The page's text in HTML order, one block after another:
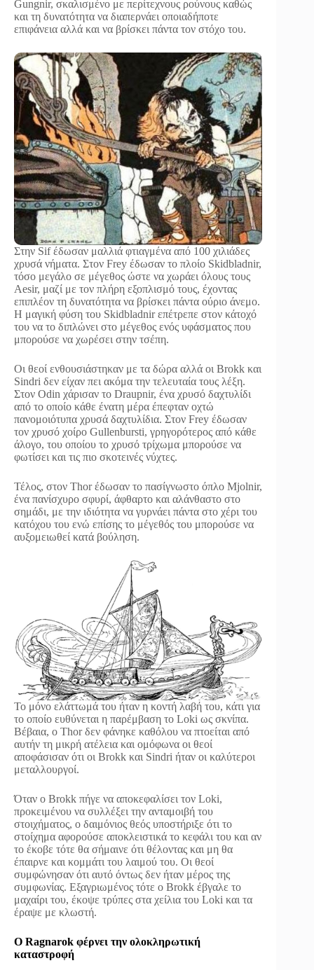
Gungnir, σκαλισμένο με περίτεχνους ρούνους καθώς
και τη δυνατότητα να διαπερνάει οποιαδήποτε
επιφάνεια αλλά και να βρίσκει πάντα τον στόχο του.
Στην Sif έδωσαν μαλλιά φτιαγμένα από 100 χιλιάδες
χρυσά νήματα. Στον Frey έδωσαν το πλοίο Skidbladnir,
τόσο μεγάλο σε μέγεθος ώστε να χωράει όλους τους
Aesir, μαζί με τον πλήρη εξοπλισμό τους, έχοντας
επιπλέον τη δυνατότητα να βρίσκει πάντα ούριο άνεμο.
Η μαγική φύση του Skidbladnir επέτρεπε στον κάτοχό
του να το διπλώνει στο μέγεθος ενός υφάσματος που
μπορούσε να χωρέσει στην τσέπη.
Οι θεοί ενθουσιάστηκαν με τα δώρα αλλά οι Brokk και
Sindri δεν είχαν πει ακόμα την τελευταία τους λέξη.
Στον Odin χάρισαν το Draupnir, ένα χρυσό δαχτυλίδι
από το οποίο κάθε ένατη μέρα έπεφταν οχτώ
πανομοιότυπα χρυσά δαχτυλίδια. Στον Frey έδωσαν
τον χρυσό χοίρο Gullenbursti, γρηγορότερος από κάθε
άλογο, του οποίου το χρυσό τρίχωμα μπορούσε να
φωτίσει και τις πιο σκοτεινές νύχτες.
Τέλος, στον Thor έδωσαν το πασίγνωστο όπλο Mjolnir,
ένα πανίσχυρο σφυρί, άφθαρτο και αλάνθαστο στο
σημάδι, με την ιδιότητα να γυρνάει πάντα στο χέρι του
κατόχου του ενώ επίσης το μέγεθός του μπορούσε να
αυξομειωθεί κατά βούληση.
Το μόνο ελάττωμά του ήταν η κοντή λαβή του, κάτι για
το οποίο ευθύνεται η παρέμβαση το Loki ως σκνίπα.
Βέβαια, ο Thor δεν φάνηκε καθόλου να πτοείται από
αυτήν τη μικρή ατέλεια και ομόφωνα οι θεοί
αποφάσισαν ότι οι Brokk και Sindri ήταν οι καλύτεροι
μεταλλουργοί.
Όταν ο Brokk πήγε να αποκεφαλίσει τον Loki,
προκειμένου να συλλέξει την ανταμοιβή του
στοιχήματος, ο δαιμόνιος θεός υποστήριξε ότι το
στοίχημα αφορούσε αποκλειστικά το κεφάλι του και αν
το έκοβε τότε θα σήμαινε ότι θέλοντας και μη θα
έπαιρνε και κομμάτι του λαιμού του. Οι θεοί
συμφώνησαν ότι αυτό όντως δεν ήταν μέρος της
συμφωνίας. Εξαγριωμένος τότε ο Brokk έβγαλε το
μαχαίρι του, έκοψε τρύπες στα χείλια του Loki και τα
έραψε με κλωστή.
Ο Ragnarok φέρνει την ολοκληρωτική
καταστροφή